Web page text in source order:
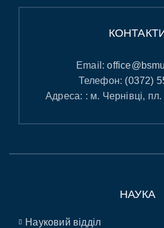
Email:
Телефон: (0372)
Адреса: : м. Чернівці,
НАУКА
Науковий відділ